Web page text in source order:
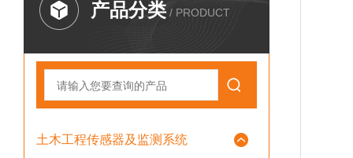
产品分类 / PRODUCT
土木工程传感器及监测系统